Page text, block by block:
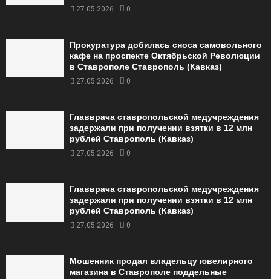
27.05.2026 0
Прокуратура добилась сноса самовольного
кафе на проспекте Октябрьской Революции
в Ставрополе Ставрополь (Кавказ)
27.05.2026 0
Главврача ставропольской медучреждения
задержали при получении взятки в 12 млн
рублей Ставрополь (Кавказ)
27.05.2026 0
Главврача ставропольской медучреждения
задержали при получении взятки в 12 млн
рублей Ставрополь (Кавказ)
27.05.2026 0
Мошенник продал владельцу ювелирного
магазина в Ставрополе поддельные